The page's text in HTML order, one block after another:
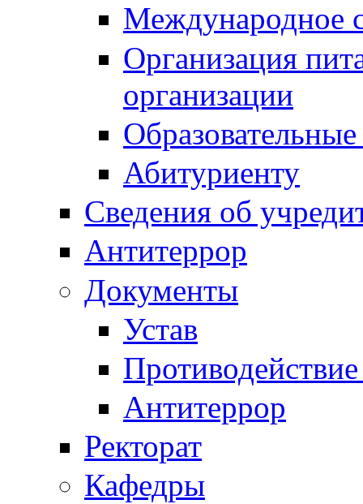
Международное
Организация
организации
Абитуриенту
Сведения об
Антитеррор
Документы
Устав
Антитеррор
Ректорат
Кафедры